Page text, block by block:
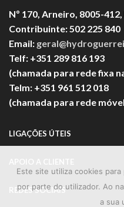
Nº 170, Arneiro, 8005-
Contribuinte: 502 225 840
Email:
Telf: +351 289 816 193
(chamada para rede fixa
Telm: +351 961 512 018
(chamada para rede
LIGAÇÕES ÚTEIS
REDES SOCIAIS
Este site utiliza cookies
por parte do utilizador. Ao
a sua